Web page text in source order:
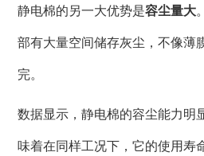
静电棉的另一大优势是容尘量大
部有大量空间储存灰尘，不像薄
完。
数据显示，静电棉的容尘能力明
味着在同样工况下，它的使用寿